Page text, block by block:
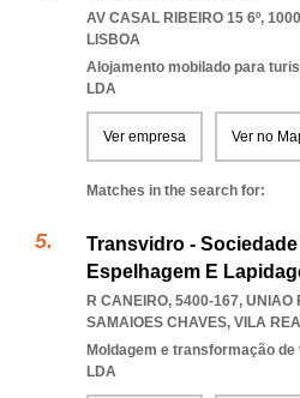
AV CASAL RIBEIRO 15 6º,
LISBOA
Alojamento mobilado para
LDA
Ver empresa Ver no
Matches in the search for:
Transvidro -
Espelhagem E
R CANEIRO, 5400-167, UNIAO
SAMAIOES CHAVES, VILA
Moldagem e transformação de
LDA